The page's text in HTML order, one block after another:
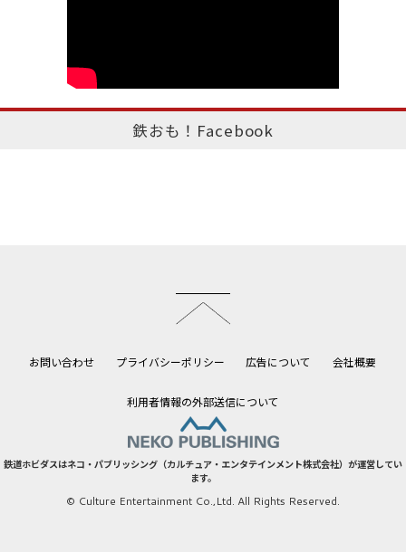
鉄おも！Facebook
お問い合わせ プライバシーポリシー 広告について 会社概要
利用者情報の外部送信について
鉄道ホビダスはネコ・パブリッシング（カルチュア・エンタテインメント株式会社）が運営してい
ます。
© Culture Entertainment Co.,Ltd. All Rights Reserved.